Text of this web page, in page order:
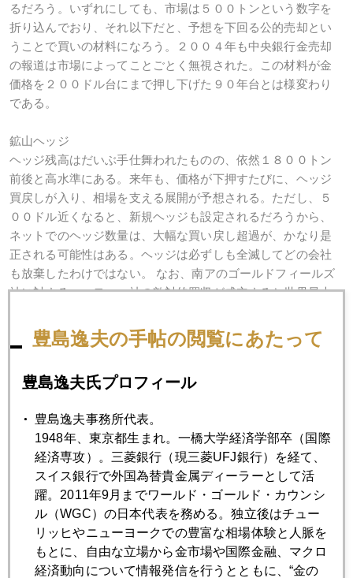
るだろう。いずれにしても、市場は５００トンという数字を
折り込んでおり、それ以下だと、予想を下回る公的売却とい
うことで買いの材料になろう。２００４年も中央銀行金売却
の報道は市場によってことごとく無視された。この材料が金
価格を２００ドル台にまで押し下げた９０年台とは様変わり
である。
鉱山ヘッジ
ヘッジ残高はだいぶ手仕舞われたものの、依然１８００トン
前後と高水準にある。来年も、価格が下押すたびに、ヘッジ
買戻しが入り、相場を支える展開が予想される。ただし、５
００ドル近くなると、新規ヘッジも設定されるだろうから、
ネットでのヘッジ数量は、大幅な買い戻し超過が、かなり是
正される可能性はある。ヘッジは必ずしも全滅してどの会社
も放棄したわけではない。 なお、南アのゴールドフィールズ
社に対するハーモニー社の敵対的買収が成立すると世界最大
に拍車がかかろう。不採算鉱山の切捨てなどの合理化も進
み、むやみに生産量を追う経営から鉱脈の質重視の経営に移
く。
以上、各論を吟味し、強弱材料を比較すると、相対的に上げ
材料が明らかに優る。長期上昇トレンドは変わらず。ただ
し、上で待っている売りも多く、短期的乱高下を繰り返しつ
つ、水準を更に切り上げる展開となろう。５００－５２５ド
ルが目標だが、レンジの上限に近づくとオプションディーラ
ーのパニック的カバーなどが相場のオーバーシュートを惹き
起こしがちなので要注意。そこまでゆくと、需給ファンダメ
ンタルズからは乖離した展開となろう。
豊島逸夫の手帖の閲覧にあたって
豊島逸夫氏プロフィール
豊島逸夫事務所代表。
1948年、東京都生まれ。一橋大学経済学部卒（国際
経済専攻）。三菱銀行（現三菱UFJ銀行）を経て、
スイス銀行で外国為替貴金属ディーラーとして活
躍。2011年9月までワールド・ゴールド・カウンシ
ル（WGC）の日本代表を務める。独立後はチュー
リッヒやニューヨークでの豊富な相場体験と人脈を
もとに、自由な立場から金市場や国際金融、マクロ
経済動向について情報発信を行うとともに、“金の